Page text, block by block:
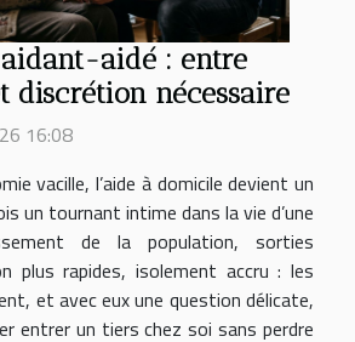
aidé : entre
discrétion nécessaire
16:08
vacille, l’aide à domicile devient un
un tournant intime dans la vie d’une
de la population, sorties
plus rapides, isolement accru : les
et avec eux une question délicate,
entrer un tiers chez soi sans perdre